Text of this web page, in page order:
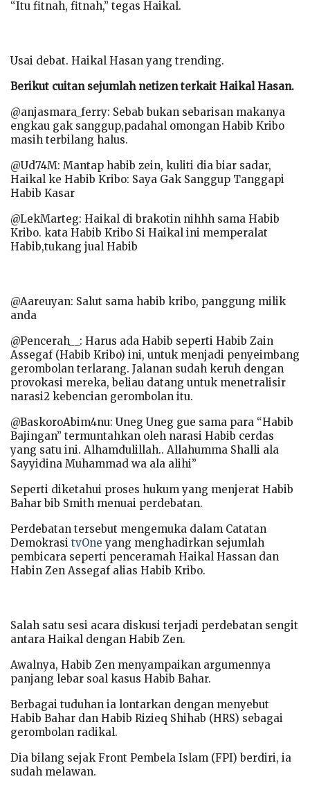
“Itu fitnah, fitnah,” tegas Haikal.
Usai debat. Haikal Hasan yang trending.
Berikut cuitan sejumlah netizen terkait Haikal Hasan.
@anjasmara_ferry: Sebab bukan sebarisan makanya
engkau gak sanggup,padahal omongan Habib Kribo
masih terbilang halus.
@Ud74M: Mantap habib zein, kuliti dia biar sadar,
Haikal ke Habib Kribo: Saya Gak Sanggup Tanggapi
Habib Kasar
@LekMarteg: Haikal di brakotin nihhh sama Habib
Kribo. kata Habib Kribo Si Haikal ini memperalat
Habib,tukang jual Habib
@Aareuyan: Salut sama habib kribo, panggung milik
anda
@Pencerah__: Harus ada Habib seperti Habib Zain
Assegaf (Habib Kribo) ini, untuk menjadi penyeimbang
gerombolan terlarang. Jalanan sudah keruh dengan
provokasi mereka, beliau datang untuk menetralisir
narasi2 kebencian gerombolan itu.
@BaskoroAbim4nu: Uneg Uneg gue sama para “Habib
Bajingan” termuntahkan oleh narasi Habib cerdas
yang satu ini. Alhamdulillah.. Allahumma Shalli ala
Sayyidina Muhammad wa ala alihi”
Seperti diketahui proses hukum yang menjerat Habib
Bahar bib Smith menuai perdebatan.
Perdebatan tersebut mengemuka dalam Catatan
Demokrasi tvOneyang menghadirkan sejumlah
pembicara seperti penceramah Haikal Hassan dan
Habin Zen Assegaf alias Habib Kribo.
Salah satu sesi acara diskusi terjadi perdebatan sengit
antara Haikal dengan Habib Zen.
Awalnya, Habib Zen menyampaikan argumennya
panjang lebar soal kasus Habib Bahar.
Berbagai tuduhan ia lontarkan dengan menyebut
Habib Bahar dan Habib Rizieq Shihab (HRS) sebagai
gerombolan radikal.
Dia bilang sejak Front Pembela Islam (FPI) berdiri, ia
sudah melawan.